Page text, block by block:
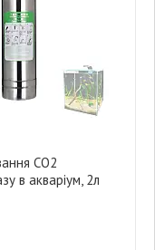
CO2
в акваріум, 2л